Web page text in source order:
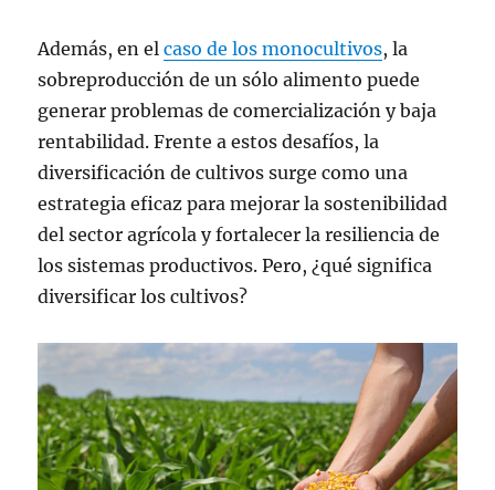
Además, en elcaso de los monocultivos, la
sobreproducción de un sólo alimento puede
generar problemas de comercialización y baja
rentabilidad. Frente a estos desafíos, la
diversificación de cultivos surge como una
estrategia eficaz para mejorar la sostenibilidad
del sector agrícola y fortalecer la resiliencia de
los sistemas productivos. Pero, ¿qué significa
diversificar los cultivos?